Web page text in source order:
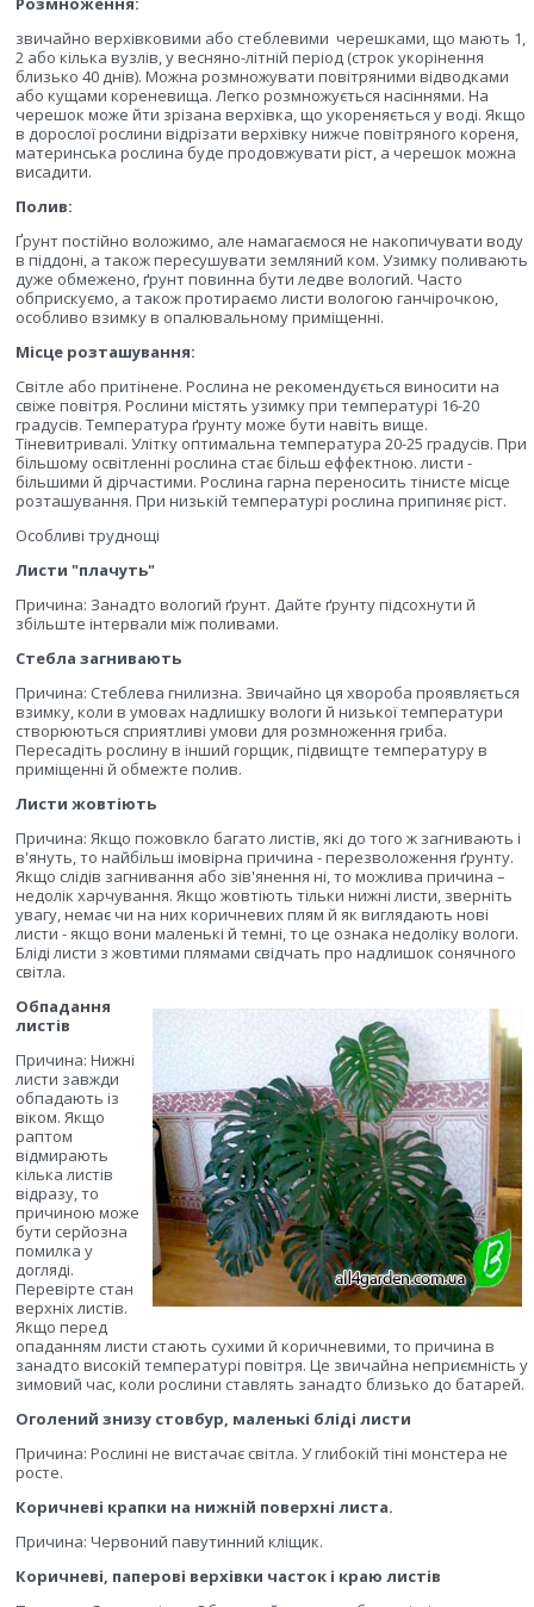
звичайно верхівковими або стеблевими черешками, що мають 1,
2 або кілька вузлів, у весняно-літній період (строк укорінення
близько 40 днів). Можна розмножувати повітряними відводками
або кущами кореневища. Легко розмножується насіннями. На
черешок може йти зрізана верхівка, що укореняється у воді. Якщо
в дорослої рослини відрізати верхівку нижче повітряного кореня,
материнська рослина буде продовжувати ріст, а черешок можна
висадити.
Полив:
Ґрунт постійно воложимо, але намагаємося не накопичувати воду
в піддоні, а також пересушувати земляний ком. Узимку поливають
дуже обмежено, ґрунт повинна бути ледве вологий. Часто
обприскуємо, а також протираємо листи вологою ганчірочкою,
особливо взимку в опалювальному приміщенні.
Місце розташування:
Світле або притінене. Рослина не рекомендується виносити на
свіже повітря. Рослини містять узимку при температурі 16-20
градусів. Температура ґрунту може бути навіть вище.
Тіневитривалі. Улітку оптимальна температура 20-25 градусів. При
більшому освітленні рослина стає більш еффектною. листи -
більшими й дірчастими. Рослина гарна переносить тінисте місце
розташування. При низькій температурі рослина припиняє ріст.
Особливі труднощі
Листи "плачуть"
Причина: Занадто вологий ґрунт. Дайте ґрунту підсохнути й
збільште інтервали між поливами.
Стебла загнивають
Причина: Стеблева гнилизна. Звичайно ця хвороба проявляється
взимку, коли в умовах надлишку вологи й низької температури
створюються сприятливі умови для розмноження гриба.
Пересадіть рослину в інший горщик, підвищте температуру в
приміщенні й обмежте полив.
Листи жовтіють
Причина: Якщо пожовкло багато листів, які до того ж загнивають і
в'януть, то найбільш імовірна причина - перезволоження ґрунту.
Якщо слідів загнивання або зів'янення ні, то можлива причина –
недолік харчування. Якщо жовтіють тільки нижні листи, зверніть
увагу, немає чи на них коричневих плям й як виглядають нові
листи - якщо вони маленькі й темні, то це ознака недоліку вологи.
Бліді листи з жовтими плямами свідчать про надлишок сонячного
світла.
Обпадання
листів
Причина: Нижні
листи завжди
обпадають із
віком. Якщо
раптом
відмирають
кілька листів
відразу, то
причиною може
бути серйозна
помилка у
догляді.
Перевірте стан
верхніх листів.
Якщо перед
опаданням листи стають сухими й коричневими, то причина в
занадто високій температурі повітря. Це звичайна неприємність у
зимовий час, коли рослини ставлять занадто близько до батарей.
Оголений знизу стовбур, маленькі бліді листи
Причина: Рослині не вистачає світла. У глибокій тіні монстера не
росте.
Коричневі крапки на нижній поверхні листа.
Причина: Червоний павутинний кліщик.
Коричневі, паперові верхівки часток і краю листів